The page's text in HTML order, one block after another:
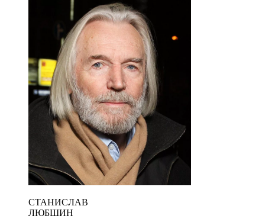
СТАНИСЛАВ
ЛЮБШИН